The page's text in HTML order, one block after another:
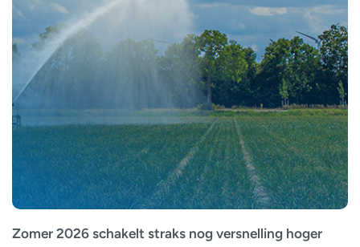
Zomer 2026 schakelt straks nog versnelling hoger